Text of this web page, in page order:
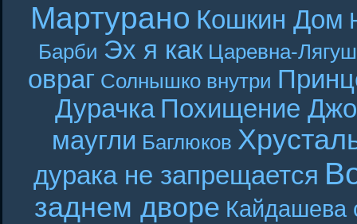
Мартурано Кошкин Дом
Барби Эх я как Царевна-
овраг Солнышко внутри
Дурачка Похищение
маугли Баглюков
дурака не запрещается
заднем дворе Кайдашева